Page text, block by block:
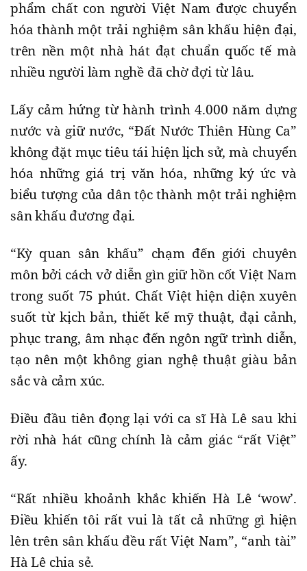
phẩm chất con người Việt Nam được chuyển
hóa thành một trải nghiệm sân khấu hiện đại,
trên nền một nhà hát đạt chuẩn quốc tế mà
nhiều người làm nghề đã chờ đợi từ lâu.
Lấy cảm hứng từ hành trình 4.000 năm dựng
nước và giữ nước, “Đất Nước Thiên Hùng Ca”
không đặt mục tiêu tái hiện lịch sử, mà chuyển
hóa những giá trị văn hóa, những ký ức và
biểu tượng của dân tộc thành một trải nghiệm
sân khấu đương đại.
“Kỳ quan sân khấu” chạm đến giới chuyên
môn bởi cách vở diễn gìn giữ hồn cốt Việt Nam
trong suốt 75 phút. Chất Việt hiện diện xuyên
suốt từ kịch bản, thiết kế mỹ thuật, đại cảnh,
phục trang, âm nhạc đến ngôn ngữ trình diễn,
tạo nên một không gian nghệ thuật giàu bản
sắc và cảm xúc.
Điều đầu tiên đọng lại với ca sĩ Hà Lê sau khi
rời nhà hát cũng chính là cảm giác “rất Việt”
ấy.
“Rất nhiều khoảnh khắc khiến Hà Lê ‘wow’.
Điều khiến tôi rất vui là tất cả những gì hiện
lên trên sân khấu đều rất Việt Nam”, “anh tài”
Hà Lê chia sẻ.